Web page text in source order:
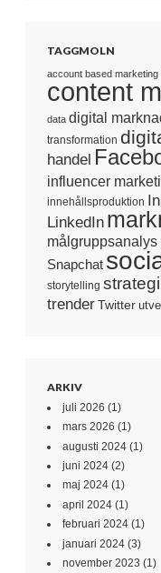
TAGGMOLN
account based marketing
content
data digital
transformation
handel
influencer
innehållsproduktion
LinkedIn
målgruppsanalys
Snapchat
storytelling strategi
trenderTwitter
ARKIV
juli 2026 (1)
mars 2026 (1)
augusti 2024 (1)
juni 2024 (2)
maj 2024 (1)
april 2024 (1)
februari 2024 (1)
januari 2024 (3)
november 2023 (1)